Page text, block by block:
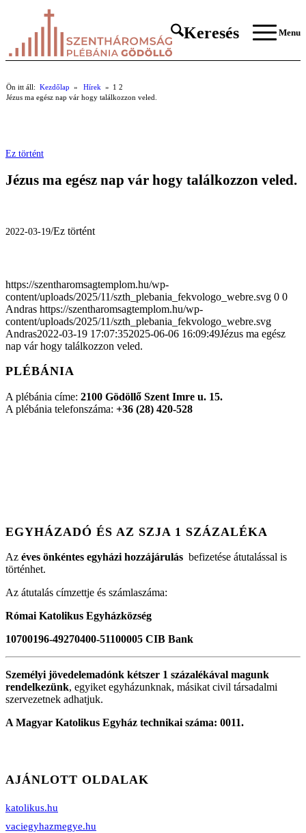
Keresés Menu
Ön itt áll: Kezdőlap 1
» Hírek 2
»
Jézus ma egész nap vár hogy találkozzon veled.
Ez történt
Jézus ma egész nap vár hogy találkozzon veled.
2022-03-19/Ez történt
https://szentharomsagtemplom.hu/wp-
content/uploads/2025/11/szth_plebania_fekvologo_webre.svg 0 0
Andras https://szentharomsagtemplom.hu/wp-
content/uploads/2025/11/szth_plebania_fekvologo_webre.svg
Andras2022-03-19 17:07:352025-06-06 16:09:49Jézus ma egész
nap vár hogy találkozzon veled.
PLÉBÁNIA
A plébánia címe: 2100 Gödöllő Szent Imre u. 15.
A plébánia telefonszáma: +36 (28) 420-528
EGYHÁZADÓ ÉS AZ SZJA 1 SZÁZALÉKA
Az éves önkéntes egyházi hozzájárulás befizetése átutalással is
történhet.
Az átutalás címzettje és számlaszáma:
Római Katolikus Egyházközség
10700196-49270400-51100005 CIB Bank
Személyi jövedelemadónk kétszer 1 százalékával magunk
rendelkezünk, egyiket egyházunknak, másikat civil társadalmi
szervezetnek adhatjuk.
A Magyar Katolikus Egyház technikai száma: 0011.
AJÁNLOTT OLDALAK
katolikus.hu
vaciegyhazmegye.hu